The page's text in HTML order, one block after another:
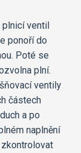
plnicí ventil
ponoří do
Poté se
plní.
ventily
částech
a po
naplnění